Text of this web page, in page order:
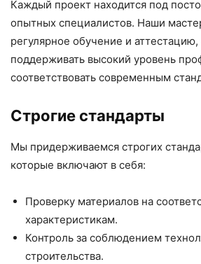
Каждый проект находится под
опытных специалистов. Наши
регулярное обучение и
поддерживать высокий уровень
соответствовать современным
Строгие стандарты
Мы придерживаемся строгих
которые включают в себя:
Проверку материалов на
характеристикам.
Контроль за соблюдением
строительства.